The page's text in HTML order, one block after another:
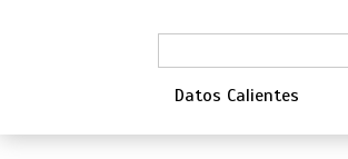
Datos Calientes